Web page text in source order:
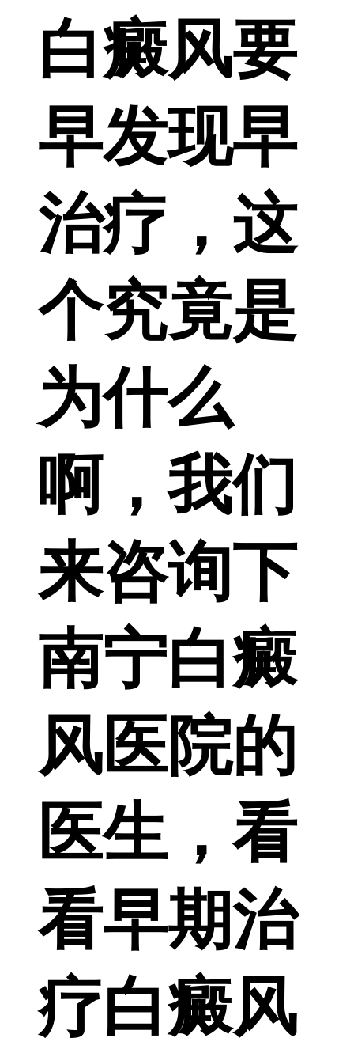
白癜风要
早发现早
治疗，这
个究竟是
为什么
啊，我们
来咨询下
南宁白癜
风医院的
医生，看
看早期治
疗白癜风